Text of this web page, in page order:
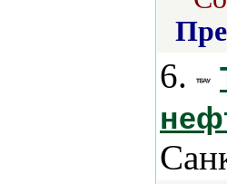
6.